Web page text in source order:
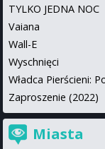
TYLKO JEDNA NOC
Vaiana
Wall-E
Wyschnięci
Władca Pierścieni:
Zaproszenie (2022)
Miasta